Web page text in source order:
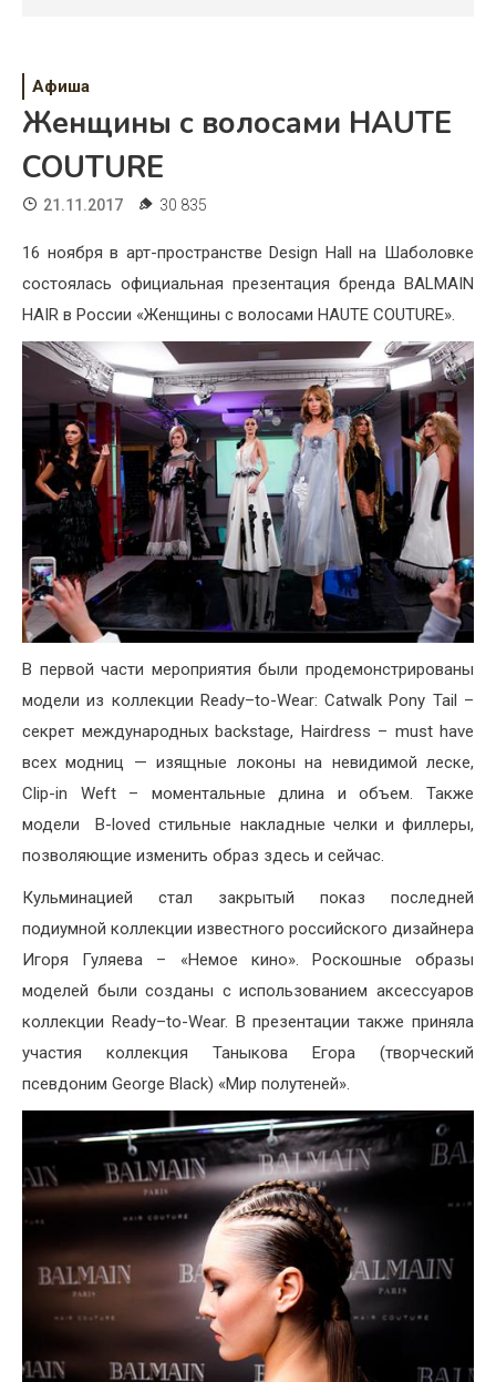
Свадьба
Жизнь
Хобби
Красота
Недвижимость
Афиша
Женщины с волосами HAUTE
COUTURE
21.11.2017 30 835
16 ноября в арт-пространстве Design Hall на Шаболовке
состоялась официальная презентация бренда BALMAIN
HAIR в России «Женщины с волосами HAUTE COUTURE».
В первой части мероприятия были продемонстрированы
модели из коллекции Ready–to-Wear: Catwalk Pony Tail –
секрет международных backstage, Hairdress – must have
всех модниц — изящные локоны на невидимой леске,
Clip-in Weft – моментальные длина и объем. Также
модели B-loved стильные накладные челки и филлеры,
позволяющие изменить образ здесь и сейчас.
Кульминацией стал закрытый показ последней
подиумной коллекции известного российского дизайнера
Игоря Гуляева – «Немое кино». Роскошные образы
моделей были созданы с использованием аксессуаров
коллекции Ready–to-Wear. В презентации также приняла
участия коллекция Таныкова Егора (творческий
псевдоним George Black) «Мир полутеней».